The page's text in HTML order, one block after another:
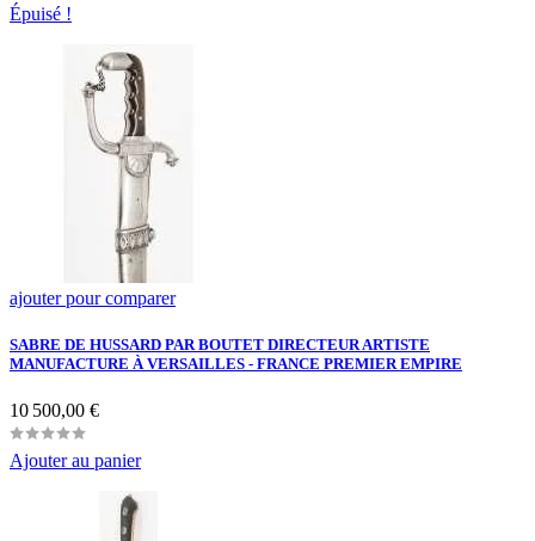
Épuisé !
ajouter pour comparer
SABRE DE HUSSARD PAR BOUTET DIRECTEUR ARTISTE
MANUFACTURE À VERSAILLES - FRANCE PREMIER EMPIRE
Prix
10 500,00 €
Ajouter au panier